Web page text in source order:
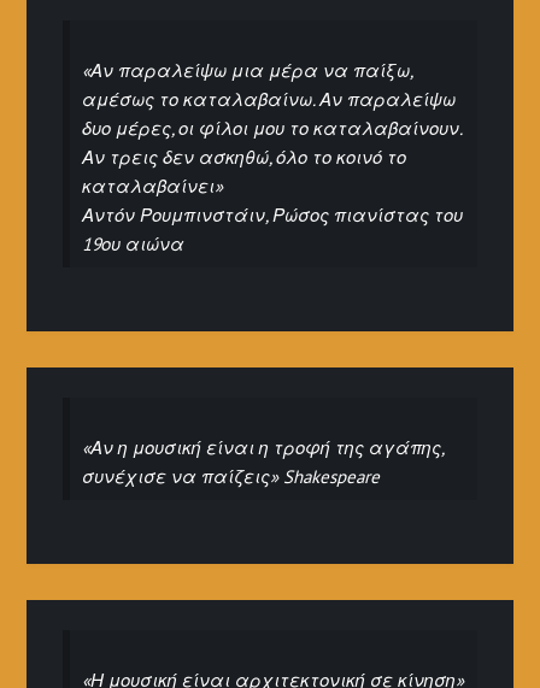
«Αν παραλείψω μια μέρα να παίξω,
αμέσως το καταλαβαίνω. Αν παραλείψω
δυο μέρες, οι φίλοι μου το καταλαβαίνουν.
Αν τρεις δεν ασκηθώ, όλο το κοινό το
καταλαβαίνει»
Αντόν Ρουμπινστάιν, Ρώσος πιανίστας του
19ου αιώνα
«Αν η μουσική είναι η τροφή της αγάπης,
συνέχισε να παίζεις» Shakespeare
«Η μουσική είναι αρχιτεκτονική σε κίνηση»